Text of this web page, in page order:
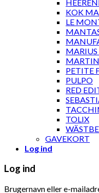
KOK
LE
MARIUS
PETITE
PULPO
RED
TOLIX
GAVEKORT
Log ind
Log ind
Brugernavn eller e-